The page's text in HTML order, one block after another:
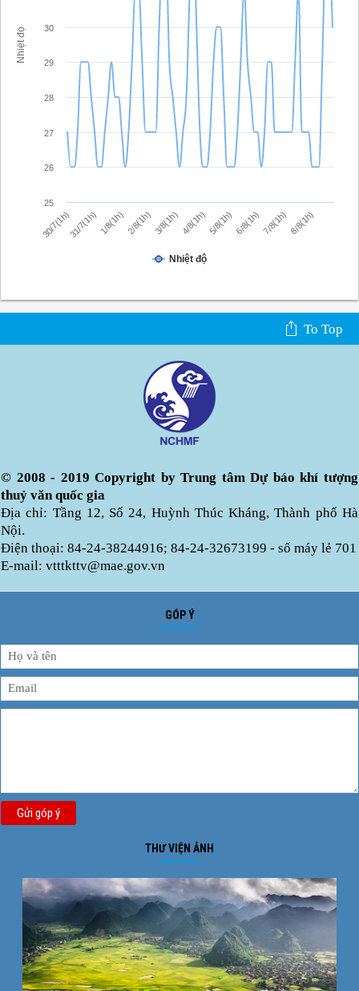
Nhiệt độ
Nhiệt độ
30/7(1h)31/7(1h)1/8(1h)2/8(1h)3/8(1h)4/8(1h)5/8(1h)6/8(1h)7/8(1h)8/8(1h)
25
26
27
28
29
30
To Top
© 2008 - 2019 Copyright by Trung tâm Dự báo khí tượng
thuỷ văn quốc gia
Địa chỉ: Tầng 12, Số 24, Huỳnh Thúc Kháng, Thành phố Hà
Nội.
Điện thoại: 84-24-38244916; 84-24-32673199 - số máy lẻ 701
E-mail: vtttkttv@mae.gov.vn
GÓP Ý
Gửi góp ý
THƯ VIỆN ẢNH